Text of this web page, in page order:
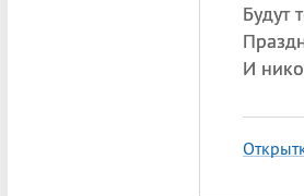
Будут
И